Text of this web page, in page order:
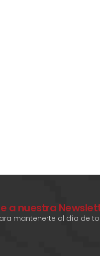
a nuestra
mantenerte al día de